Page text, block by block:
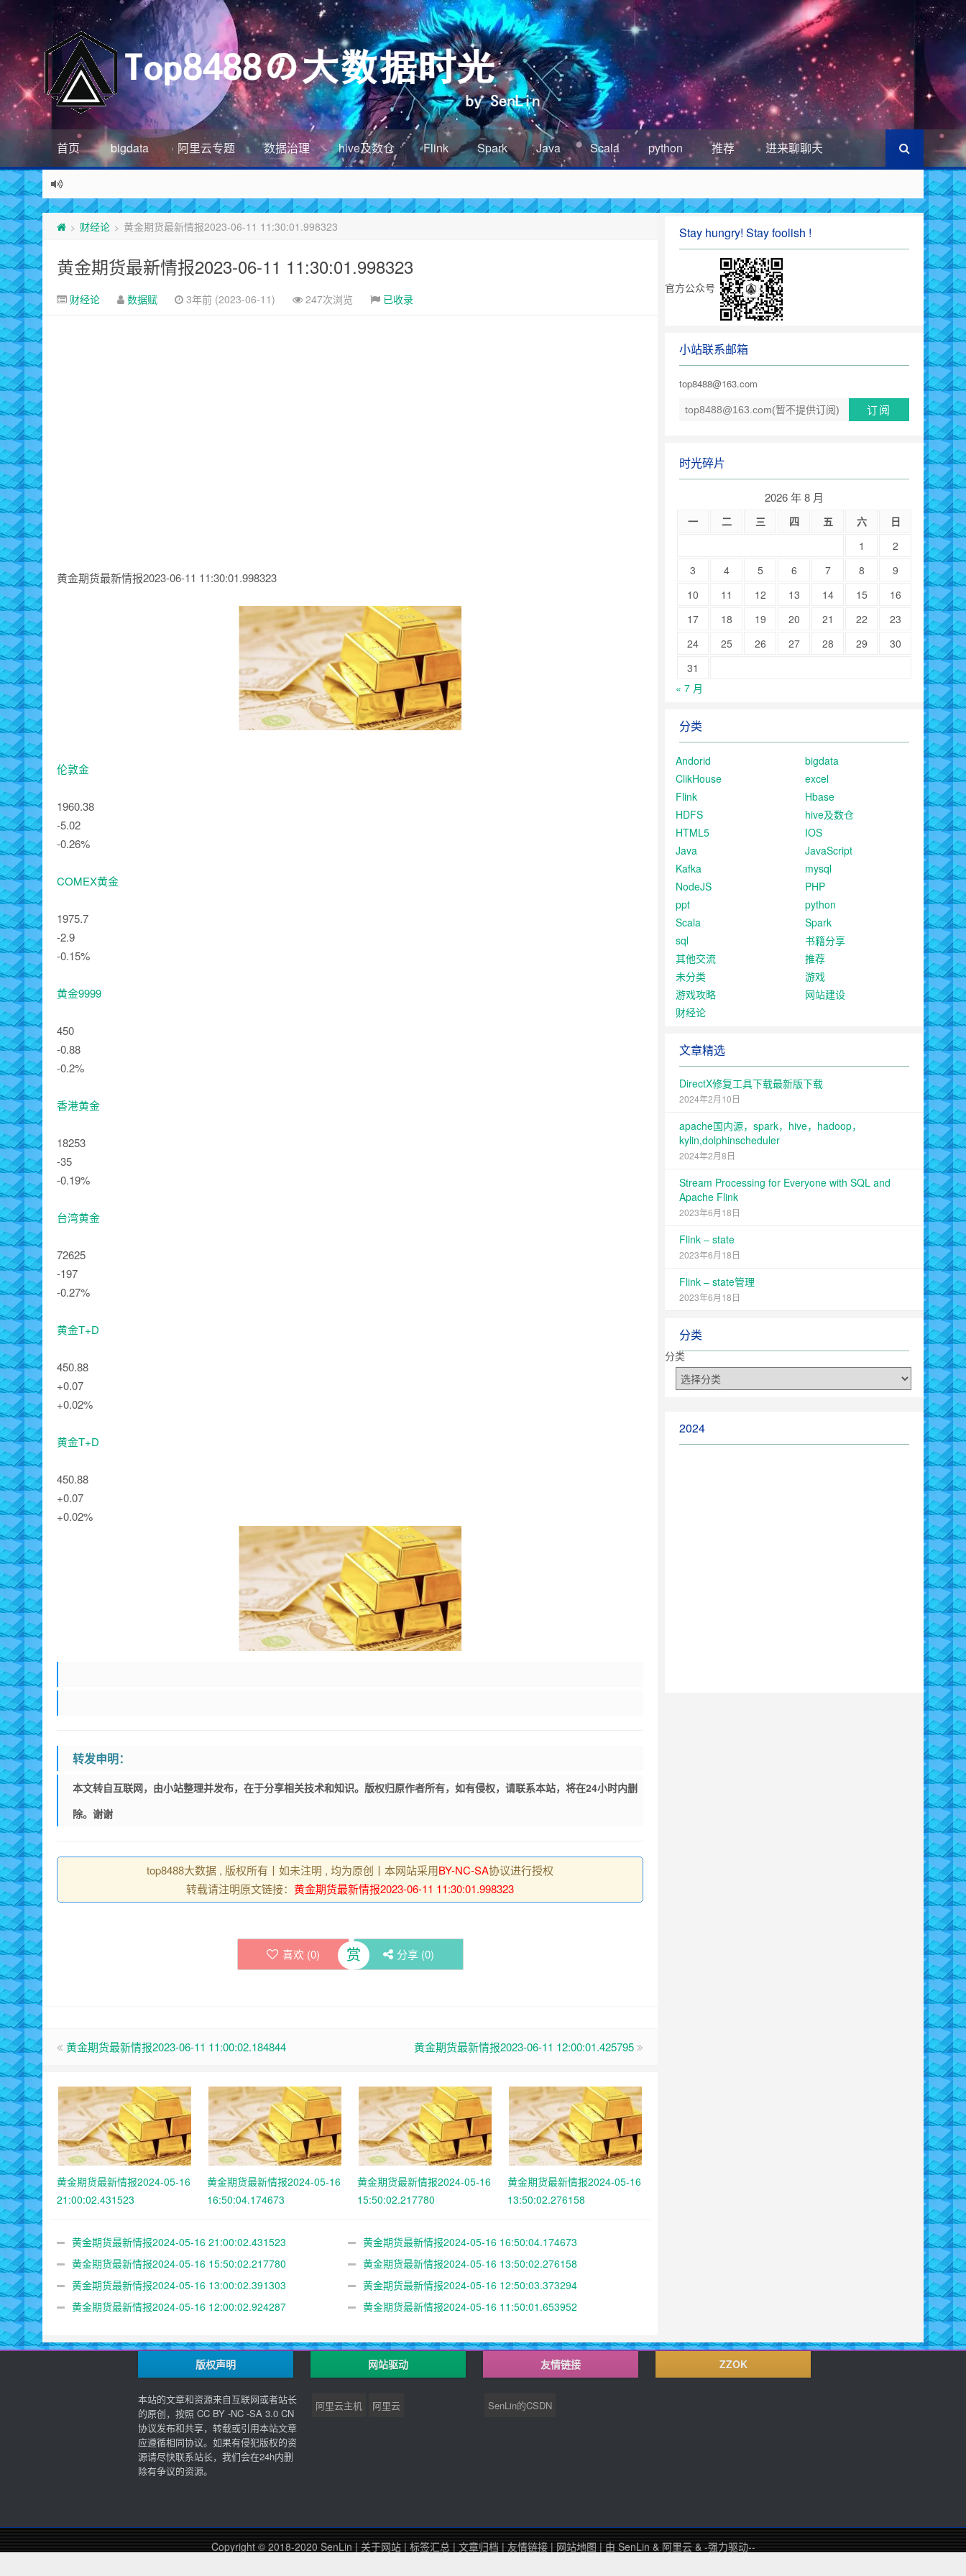
首页 bigdata 阿里云专题 数据治理 hive及数仓 Flink Spark Java Scala python 推荐 进来聊聊天
> 财经论 > 黄金期货最新情报2023-06-11 11:30:01.998323
黄金期货最新情报2023-06-11 11:30:01.998323
财经论 数据赋 3年前 (2023-06-11) 247次浏览 已收录
黄金期货最新情报2023-06-11 11:30:01.998323
伦敦金
1960.38
-5.02
-0.26%
COMEX黄金
1975.7
-2.9
-0.15%
黄金9999
450
-0.88
-0.2%
香港黄金
18253
-35
-0.19%
台湾黄金
72625
-197
-0.27%
黄金T+D
450.88
+0.07
+0.02%
黄金T+D
450.88
+0.07
+0.02%
转发申明：
本文转自互联网，由小站整理并发布，在于分享相关技术和知识。版权归原作者所有，如有侵权，请联系本站，将在24小时内删
除。谢谢
top8488大数据 , 版权所有丨如未注明 , 均为原创丨本网站采用BY-NC-SA协议进行授权
转载请注明原文链接： 黄金期货最新情报2023-06-11 11:30:01.998323
喜欢 (0) 赏 分享 (0)
黄金期货最新情报2023-06-11 11:00:02.184844 黄金期货最新情报2023-06-11 12:00:01.425795
黄金期货最新情报2024-05-16
21:00:02.431523
黄金期货最新情报2024-05-16
16:50:04.174673
黄金期货最新情报2024-05-16
15:50:02.217780
黄金期货最新情报2024-05-16
13:50:02.276158
黄金期货最新情报2024-05-16 21:00:02.431523
黄金期货最新情报2024-05-16 16:50:04.174673
黄金期货最新情报2024-05-16 15:50:02.217780
黄金期货最新情报2024-05-16 13:50:02.276158
黄金期货最新情报2024-05-16 13:00:02.391303
黄金期货最新情报2024-05-16 12:50:03.373294
黄金期货最新情报2024-05-16 12:00:02.924287
黄金期货最新情报2024-05-16 11:50:01.653952
Stay hungry! Stay foolish !
官方公众号
小站联系邮箱
top8488@163.com
时光碎片
2026 年 8 月
一 二 三 四 五 六
日
1
2
3
4 5 6 7 8
9
10
11 12 13 14 15
16
17
18 19 20 21 22
23
24
25 26 27 28 29
30
31
« 7 月
分类
Andorid
bigdata
ClikHouse
excel
Flink
Hbase
HDFS
hive及数仓
HTML5
IOS
Java
JavaScript
Kafka
mysql
NodeJS
PHP
ppt
python
Scala
Spark
sql
书籍分享
其他交流
推荐
未分类
游戏
游戏攻略
网站建设
财经论
文章精选
DirectX修复工具下载最新版下载
2024年2月10日
apache国内源，spark，hive，hadoop，
kylin,dolphinscheduler
2024年2月8日
Stream Processing for Everyone with SQL and
Apache Flink
2023年6月18日
Flink – state
2023年6月18日
Flink – state管理
2023年6月18日
分类
分类
2024
版权声明
本站的文章和资源来自互联网或者站长
的原创，按照 CC BY -NC -SA 3.0 CN
协议发布和共享，转载或引用本站文章
应遵循相同协议。如果有侵犯版权的资
源请尽快联系站长，我们会在24h内删
除有争议的资源。
网站驱动
阿里云主机 阿里云
友情链接
SenLin的CSDN
ZZOK
Copyright © 2018-2020 SenLin | 关于网站| 标签汇总 | 文章归档 | 友情链接| 网站地图 | 由 SenLin & 阿里云& -强力驱动--